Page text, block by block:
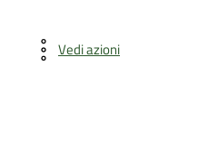
Vedi azioni